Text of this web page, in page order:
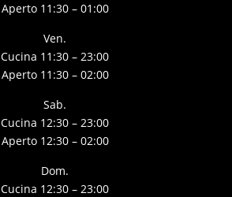
Aperto 11:30 – 01:00
Ven.
Cucina 11:30 – 23:00
Aperto 11:30 – 02:00
Sab.
Cucina 12:30 – 23:00
Aperto 12:30 – 02:00
Dom.
Cucina 12:30 – 23:00